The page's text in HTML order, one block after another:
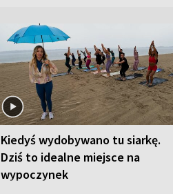
Kiedyś wydobywano tu siarkę.
Dziś to idealne miejsce na
wypoczynek